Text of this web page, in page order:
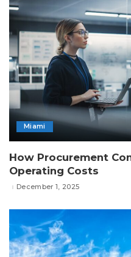
Miami
How Procurement
Operating Costs
December 1, 2025